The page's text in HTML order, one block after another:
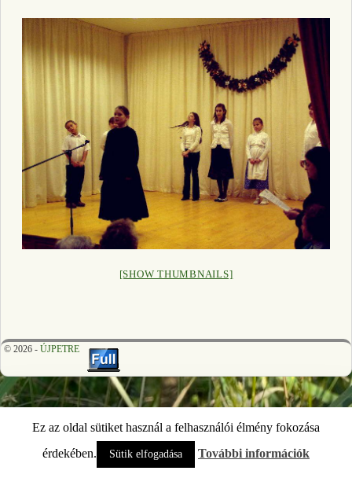
[SHOW THUMBNAILS]
© 2026 - ÚJPETRE
Ez az oldal sütiket használ a felhasználói élmény fokozása
érdekében.
Sütik elfogadása További információk